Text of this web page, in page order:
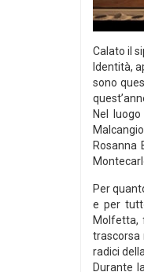
Calato il
Identità,
sono
Nel
Rosanna
Per
e per
Molfetta,
trascorsa
radici
Durante